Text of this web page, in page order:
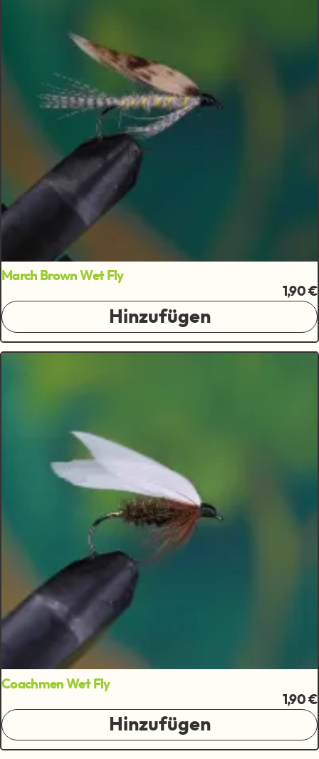
March Brown Wet Fly
1,90 €
Hinzufügen
Coachmen Wet Fly
1,90 €
Hinzufügen